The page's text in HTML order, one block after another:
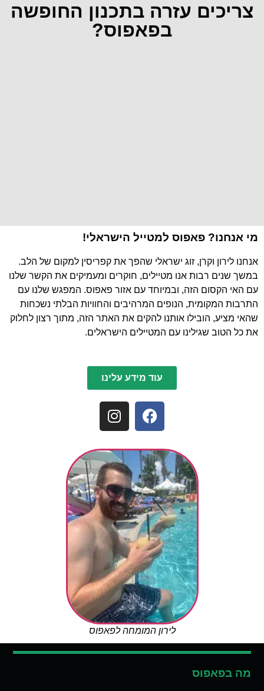
צריכים עזרה בתכנון החופשה
בפאפוס?
מי אנחנו? פאפוס למטייל הישראלי!
אנחנו לירון וקרן, זוג ישראלי שהפך את קפריסין למקום של הלב.
במשך שנים רבות אנו מטיילים, חוקרים ומעמיקים את הקשר שלנו
עם האי הקסום הזה, ובמיוחד עם אזור פאפוס. המפגש שלנו עם
התרבות המקומית, הנופים המרהיבים והחוויות הבלתי נשכחות
שהאי מציע, הובילו אותנו להקים את האתר הזה, מתוך רצון לחלוק
את כל הטוב שגילינו עם המטיילים הישראלים.
עוד מידע עלינו
לירון המומחה לפאפוס
מה בפאפוס